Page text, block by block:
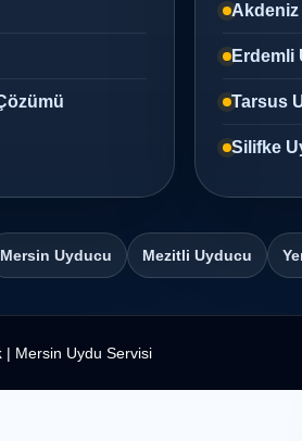
Erdemli
Tarsus
Silifke
Mersin Uyducu Mezitli Uyducu
| Mersin Uydu Servisi